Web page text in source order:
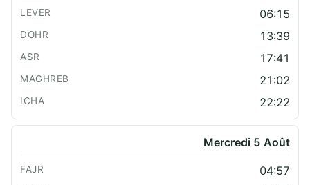
06:15
13:39
17:41
21:02
22:22
Mercredi 5 Août
04:57